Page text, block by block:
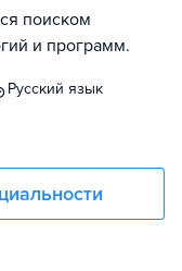
поиском
и программ.
русский язык